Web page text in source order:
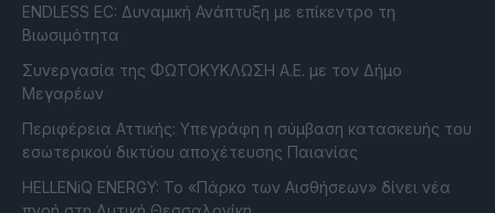
ENDLESS EC: Δυναμική Ανάπτυξη με επίκεντρο τη
Βιωσιμότητα
Συνεργασία της ΦΩΤΟΚΥΚΛΩΣΗ Α.Ε. με τον Δήμο
Μεγαρέων
Περιφέρεια Αττικής: Υπεγράφη η σύμβαση κατασκευής του
εσωτερικού δικτύου αποχέτευσης Παιανίας
HELLENiQ ENERGY: Το «Πάρκο των Αισθήσεων» δίνει νέα